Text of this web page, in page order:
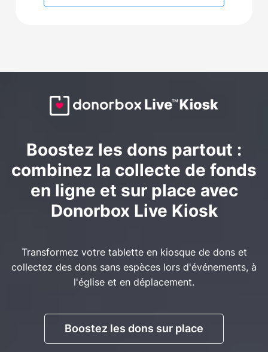
Boostez les dons partout :
combinez la collecte de fonds
en ligne et sur place avec
Donorbox Live Kiosk
Transformez votre tablette en kiosque de dons et
collectez des dons sans espèces lors d'événements, à
l'église et en déplacement.
Boostez les dons sur place